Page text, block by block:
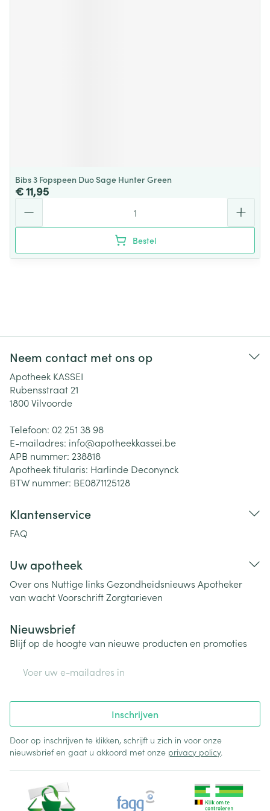
Bibs 3 Fopspeen Duo Sage Hunter Green
€ 11,95
Bestel
Neem contact met ons op
Apotheek KASSEI
Rubensstraat 21
1800Vilvoorde
Telefoon: 02 251 38 98
E-mailadres: info@apotheekkassei.be
APB nummer: 238818
Apotheek titularis: Harlinde Deconynck
BTW nummer: BE0871125128
Klantenservice
FAQ
Uw apotheek
Over ons Nuttige links Gezondheidsnieuws Apotheker
van wachtVoorschriftZorgtarieven
Nieuwsbrief
Blijf op de hoogte van nieuwe producten en promoties
Inschrijven
Door op inschrijven te klikken, schrijft u zich in voor onze
nieuwsbrief en gaat u akkoord met onze privacy policy.